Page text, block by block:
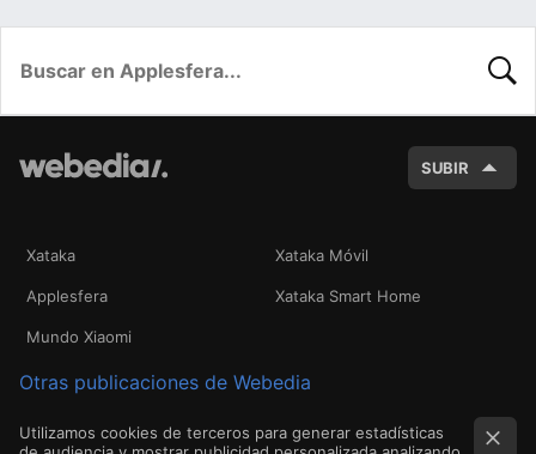
SUBIR
Xataka Xataka Móvil
Applesfera Xataka Smart Home
Mundo Xiaomi
Otras publicaciones de Webedia
Utilizamos cookies de terceros para generar estadísticas